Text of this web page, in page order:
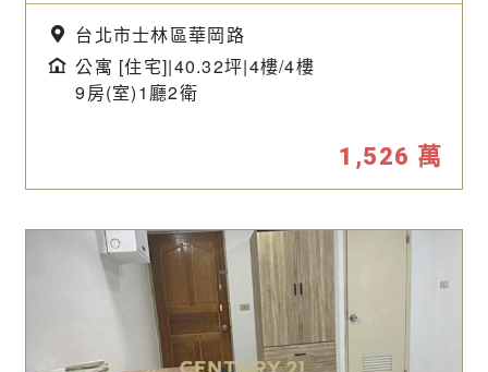
台北市士林區華岡路
公寓 [住宅]|40.32坪|4樓/4樓
9房(室)1廳2衛
1,526 萬